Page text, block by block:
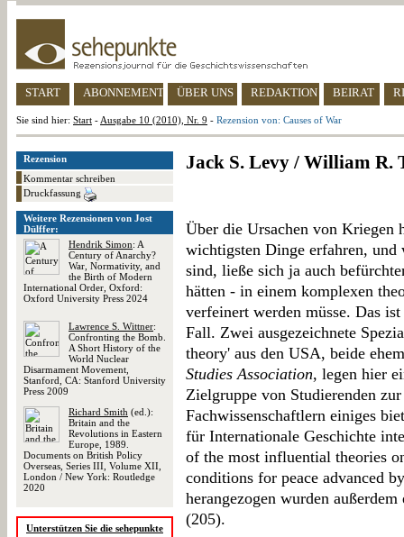
START ABONNEMENT ÜBER UNS REDAKTION BEIRAT
Sie sind hier: Start - Ausgabe 10 (2010), Nr. 9 - Rezension von: Causes of War
Rezension
Kommentar schreiben
Druckfassung
Weitere Rezensionen von Jost
Dülffer:
Hendrik Simon: A
Century of Anarchy?
War, Normativity, and
the Birth of Modern
International Order, Oxford:
Oxford University Press 2024
Lawrence S. Wittner:
Confronting the Bomb.
A Short History of the
World Nuclear
Disarmament Movement,
Stanford, CA: Stanford University
Press 2009
Richard Smith (ed.):
Britain and the
Revolutions in Eastern
Europe, 1989.
Documents on British Policy
Overseas, Series III, Volume XII,
London / New York: Routledge
2020
Unterstützen Sie die sehepunkte
Jack S. Levy / William R.
Über die Ursachen von Kriegen
wichtigsten Dinge erfahren,
sind, ließe sich ja auch
hätten - in einem komplexen
verfeinert werden müsse. Das
Fall. Zwei ausgezeichnete
theory' aus den USA, beide
Studies Association, legen hier
Zielgruppe von Studierenden
Fachwissenschaftlern einiges
für Internationale Geschichte
of the most influential theories
conditions for peace advanced
herangezogen wurden
(205).